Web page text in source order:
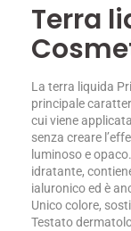
Terra
La terra liquida
principale
cui viene
senza creare
luminoso e
idratante,
ialuronico ed è
Unico colore,
Testato